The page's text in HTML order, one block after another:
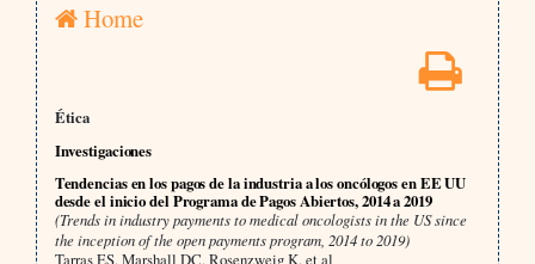
Home
Ética
Investigaciones
Tendencias en los pagos de la industria a los oncólogos en EE UU
desde el inicio del Programa de Pagos Abiertos, 2014 a 2019
(Trends in industry payments to medical oncologists in the US since
the inception of the open payments program, 2014 to 2019)
Tarras ES, Marshall DC, Rosenzweig K. et al